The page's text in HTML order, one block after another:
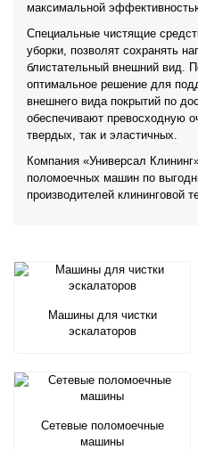
максимальной
Специальные чистящие
уборки, позволят сохранять
блистательный внешний вид.
оптимальное решение для
внешнего вида покрытий по
обеспечивают превосходную
твердых, так и эластичных.
Компания «Универсал
поломоечных машин по
производителей клининговой
Машины для чистки
эскалаторов
Сетевые поломоечные
машины